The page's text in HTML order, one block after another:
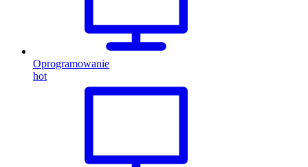
Oprogramowanie
hot